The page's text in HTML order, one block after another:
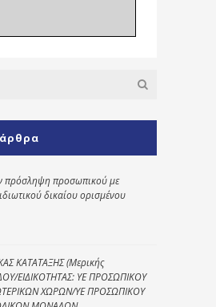
πρόσληψη προσωπικού με
δικαίου ορισμένου
ΚΑΤΑΤΑΞΗΣ (Μερικής
ΕΙΔΙΚΟΤΗΤΑΣ: ΥΕ ΠΡΟΣΩΠΙΚΟΥ
ΧΩΡΩΝ/ΥΕ ΠΡΟΣΩΠΙΚΟΥ